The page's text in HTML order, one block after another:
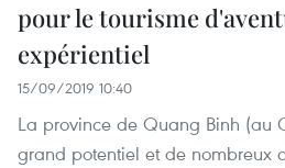
pour le tourisme
expérientiel
15/09/2019 10:40
La province de Quang Binh (au
grand potentiel et de nombreux